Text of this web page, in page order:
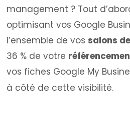
management ? Tout
optimisant vos Google
l’ensemble de vos salons
36 % de votre
vos fiches Google My
à côté de cette visibilité.